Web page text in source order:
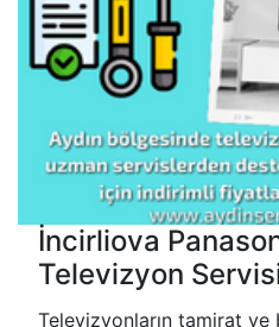
İncirliova
Televizyon
Televizyonların tamirat ve